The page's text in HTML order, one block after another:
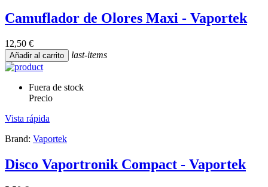
Camuflador de Olores Maxi - Vaportek
12,50 €
Añadir al carrito last-items
Fuera de stock
Precio
Vista rápida
Brand: Vaportek
Disco Vaportronik Compact - Vaportek